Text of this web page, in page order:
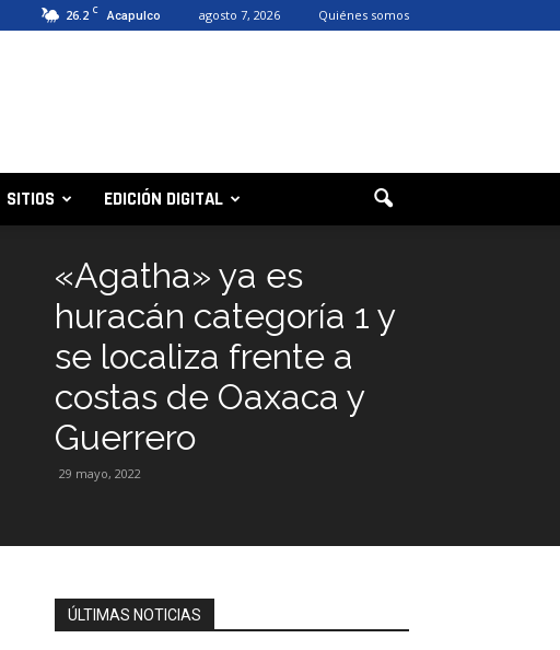
26.2 C Acapulco agosto 7, 2026 Quiénes somos
SITIOS EDICIÓN DIGITAL
«Agatha» ya es
huracán categoría 1 y
se localiza frente a
costas de Oaxaca y
Guerrero
29 mayo, 2022
ÚLTIMAS NOTICIAS